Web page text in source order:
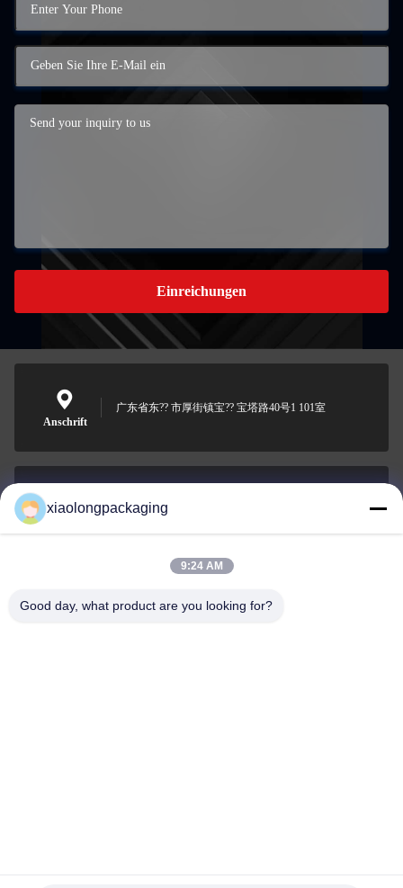
Einreichungen
Anschrift
广东省东?? 市厚街镇宝?? 宝塔路40号1 101室
E-Mail-Adresse
Tina@xiaolongpackaging.com
0086-15322891631
xiaolongpackaging
9:24 AM
Good day, what product are you looking for?